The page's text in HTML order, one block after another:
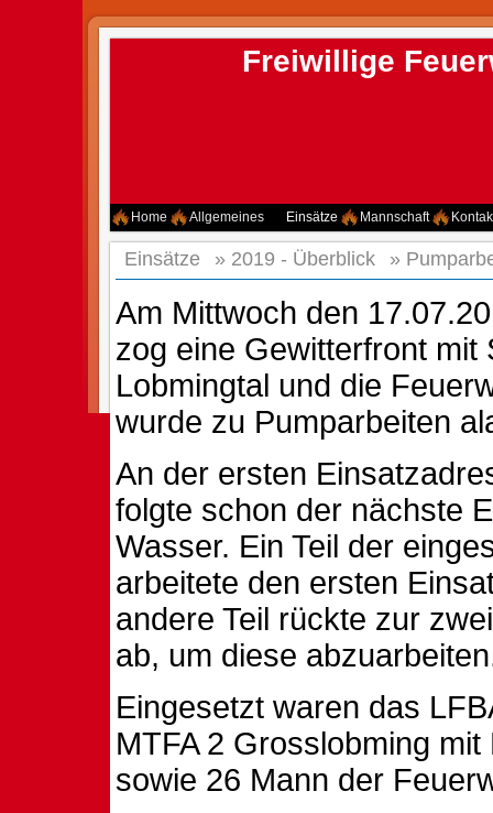
Freiwillige
Home Allgemeines Einsätze Mannschaft
Einsätze » 2019 - Überblick »
Am Mittwoch den
zog eine Gewitterfront mit
Lobmingtal und die
wurde zu Pumparbeiten
An der ersten
folgte schon der nächste
Wasser. Ein Teil der
arbeitete den ersten
andere Teil rückte zur
ab, um diese
Eingesetzt waren das
MTFA 2 Grosslobming
sowie 26 Mann der